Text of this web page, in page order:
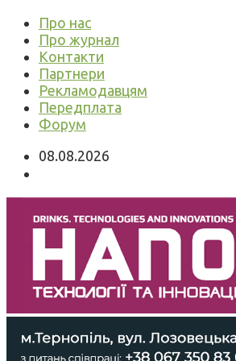
Про нас
Про журнал
Контакти
Партнери
Рекламодавцям
Передплата
Форум
08.08.2026